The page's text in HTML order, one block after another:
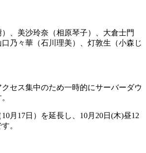
、美沙玲奈（相原琴子）、大倉士門
口乃々華（石川理美）、灯敦生（小森じ
セス集中のため一時的にサーバーダウ
月17日）を延長し、10月20日(木)昼12
。